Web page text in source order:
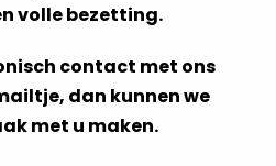
volle bezetting.
contact met ons
dan kunnen we
met u maken.